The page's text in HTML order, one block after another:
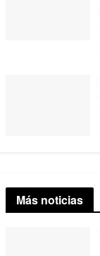
Más noticias